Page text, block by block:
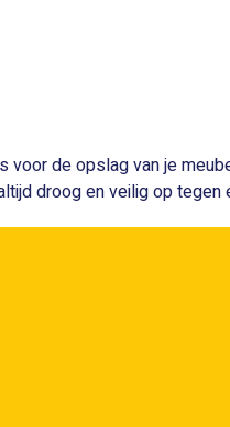
voor de opslag van je
droog en veilig op tegen